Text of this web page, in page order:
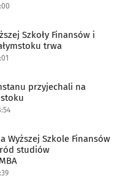
Szkoły Finansów i
trwa
przyjechali na
Wyższej Szkole Finansów
studiów